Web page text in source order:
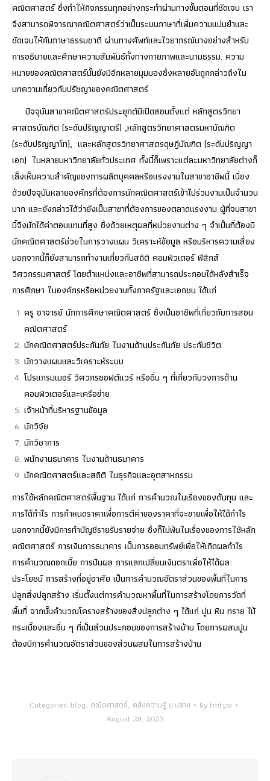
คณิตศาสตร์ ซึ่งทำให้กิจกรรมทุกอย่างกระทำผ่านทางขั้นตอนที่ชัดเจน เรา
จึงสามารถพิจารณาคณิตศาสตร์ว่าเป็นระบบภาษาที่เพิ่มความแม่นยำและ
ชัดเจนให้กับภาษาธรรมชาติ ผ่านทางศัพท์และไวยากรณ์บางอย่างสำหรับ
การอธิบายและศึกษาความสัมพันธ์ทั้งทางกายภาพและนามธรรม. ความ
หมายของคณิตศาสตร์นั้นยังมีอีกหลายมุมมองซึ่งหลายอันถูกกล่าวถึงใน
บทความเกี่ยวกับปรัชญาของคณิตศาสตร์
ปัจจุบันสาขาคณิตศาสตร์ประยุกต์มีเปิดสอนตั้งแต่ หลักสูตรวิทยา
ศาสตรบัณฑิต (ระดับปริญญาตรี) ,หลักสูตรวิทยาศาสตรมหาบัณฑิต
(ระดับปริญญาโท), และหลักสูตรวิทยาศาสตรดุษฎีบัณฑิต (ระดับปริญญา
เอก) ในหลายมหาวิทยาลัยทั่วประเทศ ทั้งนี้ก็เพราะแต่ละมหาวิทยาลัยต่างก็
เล็งเห็นความสำคัญของการผลิตบุคคลหรือแรงงานในสาขาอาชีพนี้ เนื่อง
ด้วยปัจจุบันหลายองค์กรที่ต้องการนักคณิตศาสตร์เข้าไปร่วมงานเป็นจำนวน
มาก และยังกล่าวได้ว่ายังเป็นสาขาที่ต้องการของตลาดแรงงาน ผู้ที่จบสาขา
นี้จึงมักได้ค่าตอบแทนที่สูง ซึ่งด้วยเหตุผลที่หน่วยงานต่าง ๆ จำเป็นที่ต้องมี
นักคณิตศาสตร์ช่วยในการวางแผน วิเคราะห์ข้อมูล หรือบริหารความเสี่ยง
นอกจากนี้ก็ยังสามารถทำงานเกี่ยวกับสถิติ คอมพิวเตอร์ ฟิสิกส์
วิศวกรรมศาสตร์ โดยตำแหน่งและอาชีพที่สามารถประกอบได้หลังสำเร็จ
การศึกษา ในองค์กรหรือหน่วยงานทั้งภาครัฐและเอกชน ได้แก่
ครู อาจารย์ นักการศึกษาคณิตศาสตร์ ซึ่งเป็นอาชีพที่เกี่ยวกับการสอน
คณิตศาสตร์
นักคณิตศาสตร์ประกันภัย ในงานด้านประกันภัย ประกันชีวิต
นักวางแผนและวิเคราะห์ระบบ
โปรแกรมเมอร์ วิศวกรซอฟต์แวร์ หรืออื่น ๆ ที่เกี่ยวกับวงการด้าน
คอมพิวเตอร์และเครือข่าย
เจ้าหน้าที่บริหารฐานข้อมูล
นักวิจัย
นักวิชาการ
พนักงานธนาคาร ในงานด้านธนาคาร
นักคณิตศาสตร์และสถิติ ในธุรกิจและอุตสาหกรรม
การใช้หลักคณิตศาสตร์พื้นฐาน ได้แก่ การคำนวณในเรื่องของต้นทุน และ
การได้กำไร การกำหนดราคาเพื่อการตีค่าของราคาที่จะขายเพื่อให้ได้กำไร
นอกจากนี้ยังมีการทำบัญชีรายรับรายจ่าย ซึ่งก็ไม่พ้นในเรื่องของการใช้หลัก
คณิตศาสตร์ การเงินการธนาคาร เป็นการออมทรัพย์เพื่อให้เกิดผลกำไร
การคำนวณดอกเบี้ย การปันผล การแลกเปลี่ยนเงินตราเพื่อให้ได้ผล
ประโยชน์ การสร้างที่อยู่อาศัย เป็นการคำนวณอัตราส่วนของพื้นที่ในการ
ปลูกสิ่งปลูกสร้าง เริ่มตั้งแต่การคำนวณหาพื้นที่ในการสร้างโดยการวัดที่
พื้นที่ จากนั้นคำนวณโครางสร้างของสิ่งปลูกต่าง ๆ ได้แก่ ปูน หิน ทราย ไม้
กระเบื้องและอื่น ๆ ที่เป็นส่วนประกอบของการสร้างบ้าน โดยการผสมปูน
ต้องมีการคำนวณอัตราส่วนของส่วนผสมในการสร้างบ้าน
Categories: blog, คณิตศาสตร์, คลังความรู้ ม.ปลาย Bytmtyai
August 28, 2023